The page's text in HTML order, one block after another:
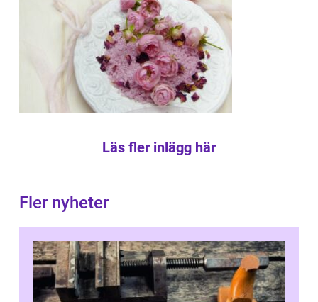
Läs fler inlägg här
Fler nyheter